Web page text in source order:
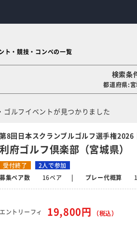
ト・競技・コンペの一覧
検索条
都道府県:宮
ゴルフイベントが見つかりました
第8回日本スクランブルゴルフ選手権2026
利府ゴルフ倶楽部（宮城県）
受付終了 2人で参加
募集ペア数 16ペア プレー代概算
エントリーフィ 19,800円 （税込）